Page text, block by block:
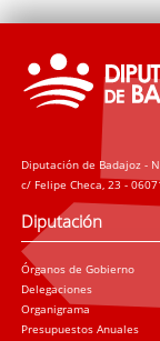
Diputación de Badajoz -
c/ Felipe Checa, 23 -
Diputación
Órganos de Gobierno
Delegaciones
Organigrama
Presupuestos Anuales